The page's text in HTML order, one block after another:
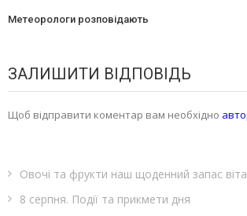
Метеорологи розповідають
ЗАЛИШИТИ ВІДПОВІДЬ
Щоб відправити коментар вам необхідно
Овочі та фрукти наш щоденний запас
8 серпня. Події та прикмети дня